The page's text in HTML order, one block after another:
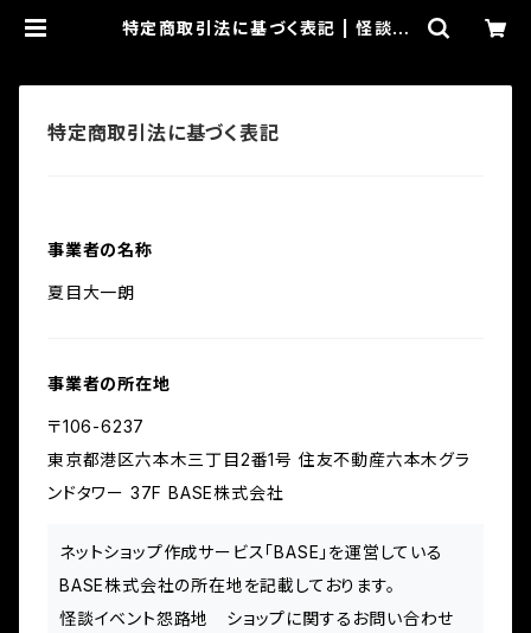
特定商取引法に基づく表記 | 怪談イ
特定商取引法に基づく表記
事業者の名称
夏目大一朗
事業者の所在地
〒106-6237
東京都港区六本木三丁目2番1号 住友不動産六本木グラ
ンドタワー 37F BASE株式会社
ネットショップ作成サービス「BASE」を運営している
BASE株式会社の所在地を記載しております。
怪談イベント怨路地 ショップに関するお問い合わせ